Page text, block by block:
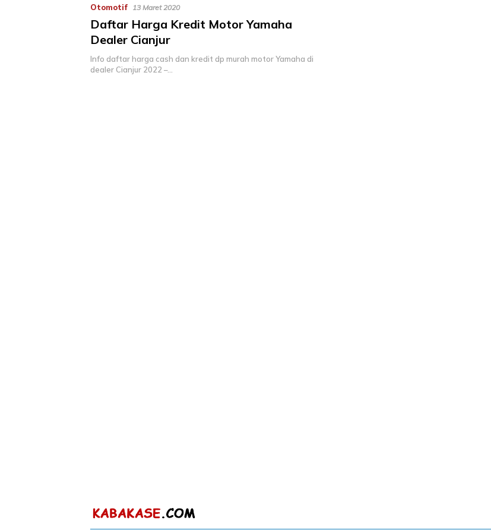
Otomotif 13 Maret 2020
Daftar Harga Kredit Motor Yamaha
Dealer Cianjur
Info daftar harga cash dan kredit dp murah motor Yamaha di
dealer Cianjur 2022 –…